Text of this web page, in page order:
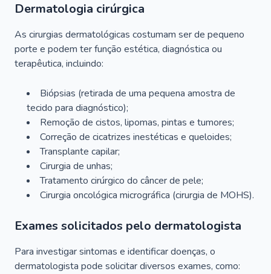
Dermatologia cirúrgica
As cirurgias dermatológicas costumam ser de pequeno
porte e podem ter função estética, diagnóstica ou
terapêutica, incluindo:
Biópsias (retirada de uma pequena amostra de
tecido para diagnóstico);
Remoção de cistos, lipomas, pintas e tumores;
Correção de cicatrizes inestéticas e queloides;
Transplante capilar;
Cirurgia de unhas;
Tratamento cirúrgico do câncer de pele;
Cirurgia oncológica micrográfica (cirurgia de MOHS).
Exames solicitados pelo dermatologista
Para investigar sintomas e identificar doenças, o
dermatologista pode solicitar diversos exames, como: